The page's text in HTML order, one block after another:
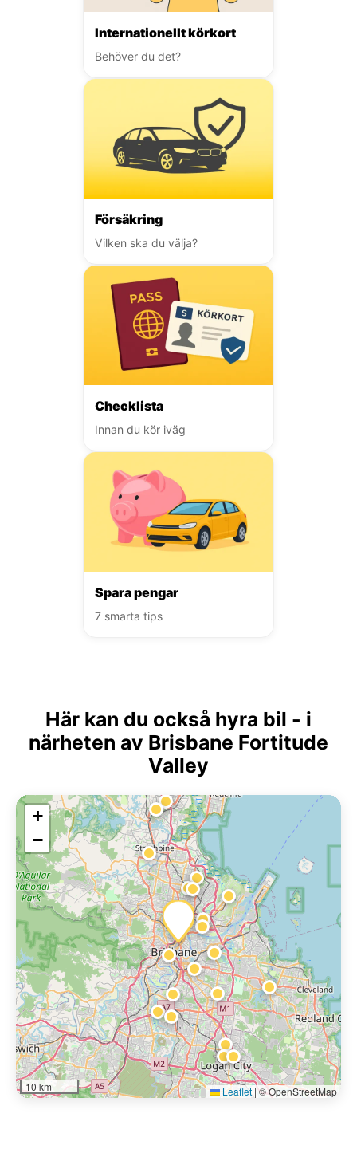
Internationellt körkort
Behöver du det?
Försäkring
Vilken ska du välja?
Checklista
Innan du kör iväg
Spara pengar
7 smarta tips
Här kan du också hyra bil - i
närheten av Brisbane Fortitude
Valley
+
−
10 km Leaflet |© OpenStreetMap